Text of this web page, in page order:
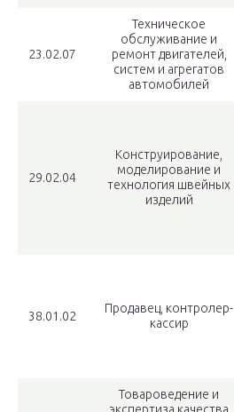
23.02.07
Техническое
обслуживание и
ремонт двигателей,
систем и агрегатов
автомобилей
29.02.04
Конструирование,
моделирование и
технология швейных
изделий
38.01.02
Продавец, контролер-
кассир
Товароведение и